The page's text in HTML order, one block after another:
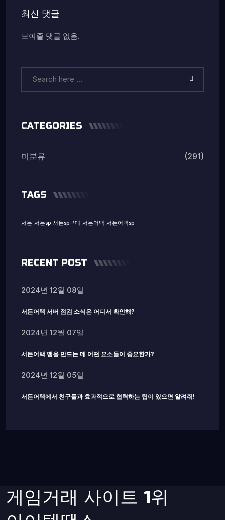
최신 댓글
보여줄 댓글 없음.
CATEGORIES
미분류 (291)
TAGS
서든 서든sp 서든sp구매 서든어택 서든어택sp
RECENT POST
2024년 12월 08일
서든어택 서버 점검 소식은 어디서 확인해?
2024년 12월 07일
서든어택 맵을 만드는 데 어떤 요소들이 중요한가?
2024년 12월 05일
서든어택에서 친구들과 효과적으로 협력하는 팁이 있으면 알려줘!
게임거래 사이트 1위